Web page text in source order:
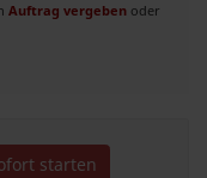
Auftrag vergeben oder
starten